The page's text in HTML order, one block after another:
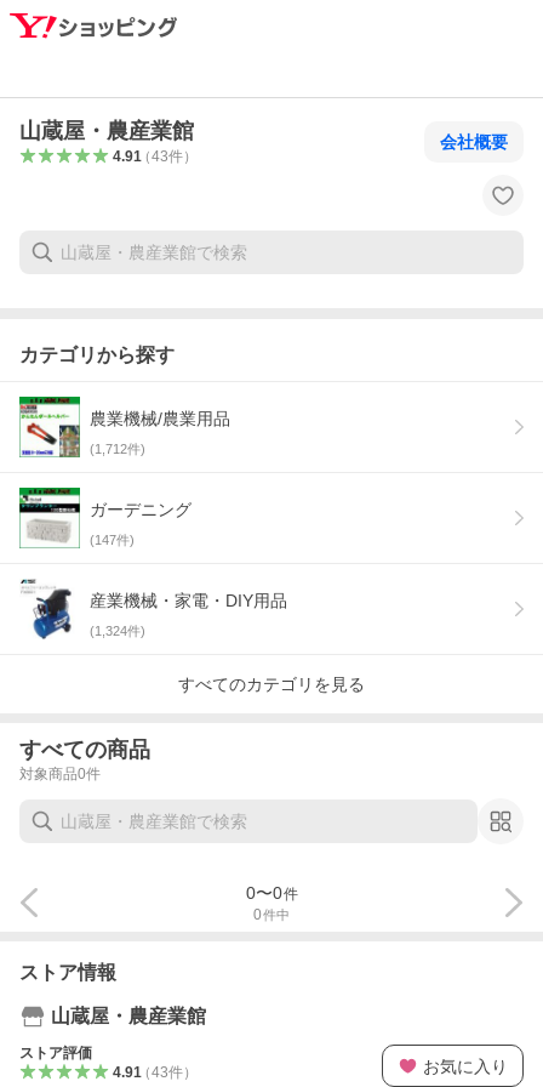
山蔵屋・農産業館
4.91（43件）
会社概要
カテゴリから探す
農業機械/農業用品
(1,712件)
ガーデニング
(147件)
産業機械・家電・DIY用品
(1,324件)
すべてのカテゴリを見る
すべての商品
対象商品0件
0件中
0〜0件
ストア情報
山蔵屋・農産業館
ストア評価
4.91（43件） お気に入り